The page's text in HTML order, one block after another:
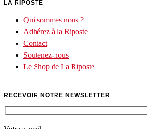
LA RIPOSTE
Qui sommes nous ?
Adhérez à la Riposte
Contact
Soutenez-nous
Le Shop de La Riposte
RECEVOIR NOTRE NEWSLETTER